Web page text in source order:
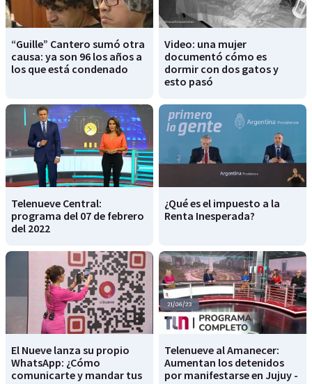
“Guille” Cantero sumó otra
causa: ya son 96 los años a
los que está condenado
Video: una mujer
documentó cómo es
dormir con dos gatos y
esto pasó
Telenueve Central:
programa del 07 de febrero
del 2022
¿Qué es el impuesto a la
Renta Inesperada?
El Nueve lanza su propio
WhatsApp: ¿Cómo
comunicarte y mandar tus
Telenueve al Amanecer:
Aumentan los detenidos
por manifestarse en Jujuy -